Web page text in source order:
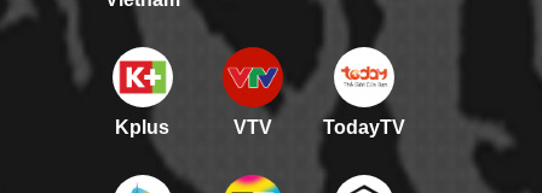
Kplus VTV TodayTV